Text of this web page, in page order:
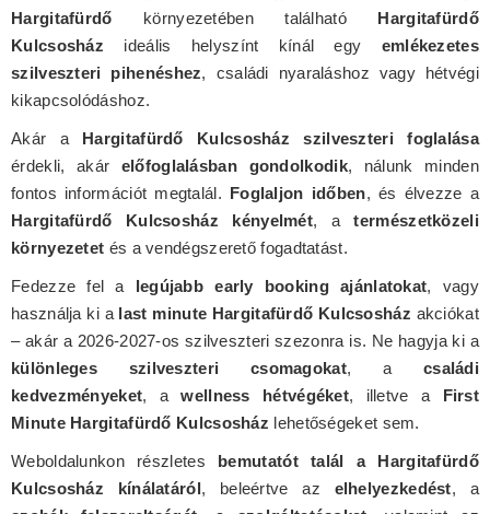
Hargitafürdő környezetében található Hargitafürdő
Kulcsosház ideális helyszínt kínál egy emlékezetes
szilveszteri pihenéshez, családi nyaraláshoz vagy hétvégi
kikapcsolódáshoz.
Akár a Hargitafürdő Kulcsosház szilveszteri foglalása
érdekli, akár előfoglalásban gondolkodik, nálunk minden
fontos információt megtalál. Foglaljon időben, és élvezze a
Hargitafürdő Kulcsosház kényelmét, atermészetközeli
környezetet és a vendégszerető fogadtatást.
Fedezze fel a legújabb early booking ajánlatokat, vagy
használja ki a last minute Hargitafürdő Kulcsosház akciókat
– akár a 2026-2027-os szilveszteri szezonra is. Ne hagyja ki a
különleges szilveszteri csomagokat, a családi
kedvezményeket, awellness hétvégéket, illetve a First
Minute Hargitafürdő Kulcsosház lehetőségeket sem.
Weboldalunkon részletes bemutatót talál a Hargitafürdő
Kulcsosház kínálatáról, beleértve az elhelyezkedést, a